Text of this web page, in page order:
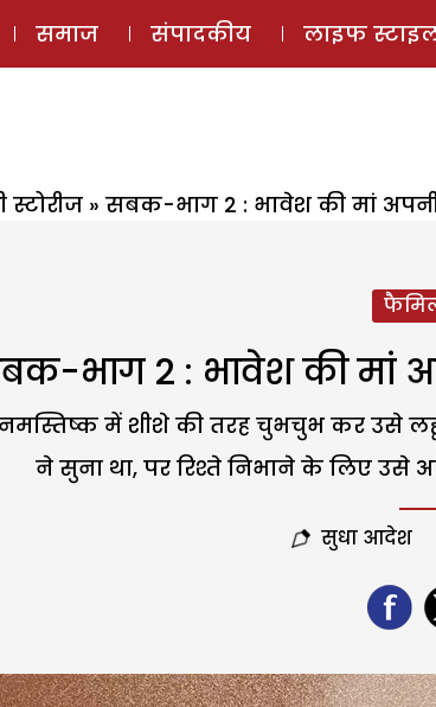
समाज संपादकीय लाइफ
» सबक-भाग 2 : भावेश की मां अपनी
भाग 2 : भावेश की मां
में शीशे की तरह चुभचुभ कर उसे
ने सुना था, पर रिश्ते निभाने के लिए उसे
सुधा आदेश